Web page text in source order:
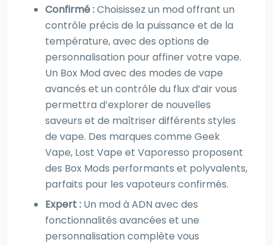
Confirmé :Choisissez un mod offrant un
contrôle précis de la puissance et de la
température, avec des options de
personnalisation pour affiner votre vape.
Un Box Mod avec des modes de vape
avancés et un contrôle du flux d’air vous
permettra d’explorer de nouvelles
saveurs et de maîtriser différents styles
de vape. Des marques comme Geek
Vape, Lost Vape et Vaporesso proposent
des Box Mods performants et polyvalents,
parfaits pour les vapoteurs confirmés.
Expert : Un mod à ADN avec des
fonctionnalités avancées et une
personnalisation complète vous